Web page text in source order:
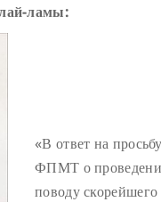
ламы:
«В ответ на
ФПМТ о
поводу